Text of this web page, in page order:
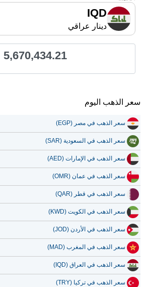
IQD
دينار عراقي
5,670,434.21
سعر الذهب اليوم
سعر الذهب في مصر (EGP)
سعر الذهب في السعودية (SAR)
سعر الذهب في الإمارات (AED)
سعر الذهب في عمان (OMR)
سعر الذهب في قطر (QAR)
سعر الذهب في الكويت (KWD)
سعر الذهب في الأردن (JOD)
سعر الذهب في المغرب (MAD)
سعر الذهب في العراق (IQD)
سعر الذهب في تركيا (TRY)